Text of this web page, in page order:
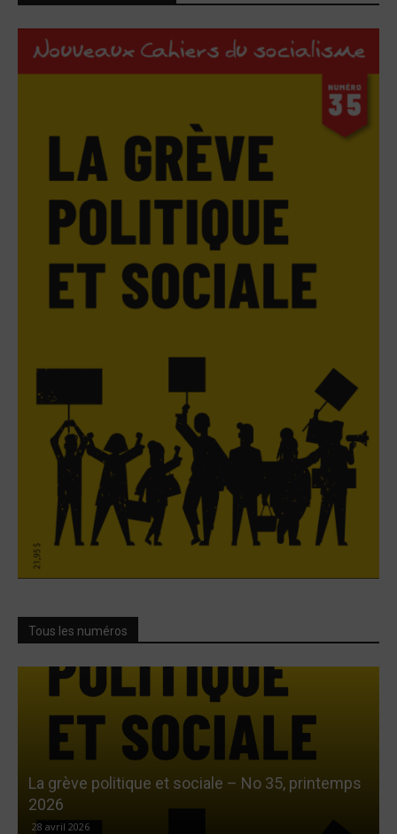
Tous les numéros
La grève politique et sociale – No 35, printemps
2026
28 avril 2026